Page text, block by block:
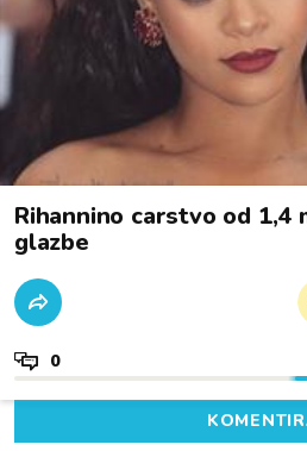
Rihannino carstvo od 1,4
glazbe
0